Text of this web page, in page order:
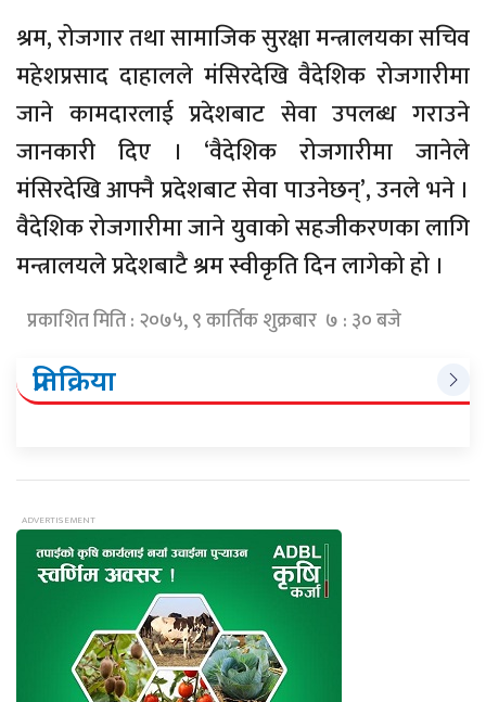
श्रम, रोजगार तथा सामाजिक सुरक्षा मन्त्रालयका सचिव
महेशप्रसाद दाहालले मंसिरदेखि वैदेशिक रोजगारीमा
जाने कामदारलाई प्रदेशबाट सेवा उपलब्ध गराउने
जानकारी दिए । ‘वैदेशिक रोजगारीमा जानेले
मंसिरदेखि आफ्नै प्रदेशबाट सेवा पाउनेछन्’, उनले भने ।
वैदेशिक रोजगारीमा जाने युवाको सहजीकरणका लागि
मन्त्रालयले प्रदेशबाटै श्रम स्वीकृति दिन लागेको हो ।
प्रकाशित मिति : २०७५, ९ कार्तिक शुक्रबार ७ : ३० बजे
प्रतिक्रिया